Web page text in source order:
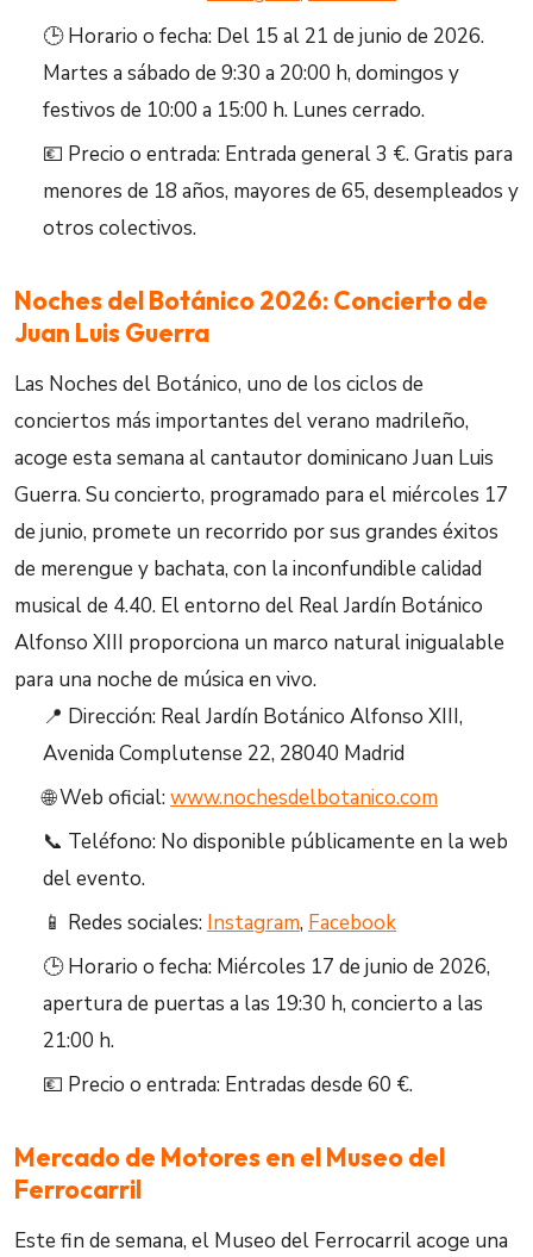
🕒 Horario o fecha: Del 15 al 21 de junio de 2026.
Martes a sábado de 9:30 a 20:00 h, domingos y
festivos de 10:00 a 15:00 h. Lunes cerrado.
💶 Precio o entrada: Entrada general 3 €. Gratis para
menores de 18 años, mayores de 65, desempleados y
otros colectivos.
Noches del Botánico 2026: Concierto de
Juan Luis Guerra
Las Noches del Botánico, uno de los ciclos de
conciertos más importantes del verano madrileño,
acoge esta semana al cantautor dominicano Juan Luis
Guerra. Su concierto, programado para el miércoles 17
de junio, promete un recorrido por sus grandes éxitos
de merengue y bachata, con la inconfundible calidad
musical de 4.40. El entorno del Real Jardín Botánico
Alfonso XIII proporciona un marco natural inigualable
para una noche de música en vivo.
📍 Dirección: Real Jardín Botánico Alfonso XIII,
Avenida Complutense 22, 28040 Madrid
🌐 Web oficial:www.nochesdelbotanico.com
📞 Teléfono: No disponible públicamente en la web
del evento.
📱 Redes sociales: Instagram, Facebook
🕒 Horario o fecha: Miércoles 17 de junio de 2026,
apertura de puertas a las 19:30 h, concierto a las
21:00 h.
💶 Precio o entrada: Entradas desde 60 €.
Mercado de Motores en el Museo del
Ferrocarril
Este fin de semana, el Museo del Ferrocarril acoge una